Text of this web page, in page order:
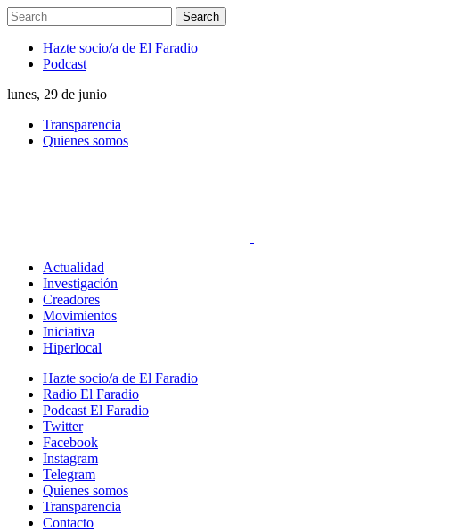
Hazte socio/a de El Faradio
Podcast
lunes, 29 de junio
Transparencia
Quienes somos
Actualidad
Investigación
Creadores
Movimientos
Iniciativa
Hiperlocal
Hazte socio/a de El Faradio
Radio El Faradio
Podcast El Faradio
Twitter
Facebook
Instagram
Telegram
Quienes somos
Transparencia
Contacto